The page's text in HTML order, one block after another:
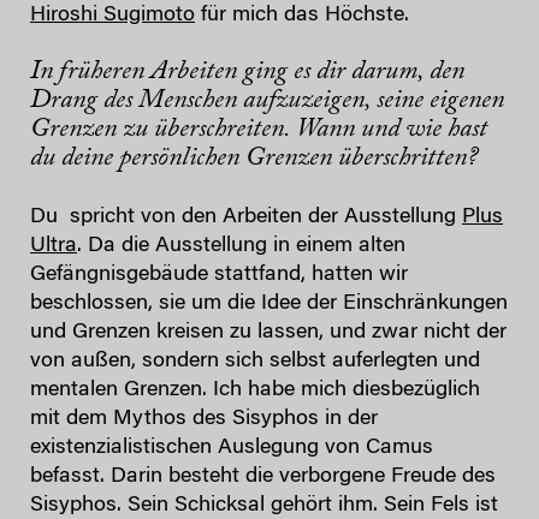
Hiroshi Sugimoto für mich das Höchste.
In früheren Arbeiten ging es dir darum, den
Drang des Menschen aufzuzeigen, seine eigenen
Grenzen zu überschreiten. Wann und wie hast
du deine persönlichen Grenzen überschritten?
Du spricht von den Arbeiten der Ausstellung Plus
Ultra. Da die Ausstellung in einem alten
Gefängnisgebäude stattfand, hatten wir
beschlossen, sie um die Idee der Einschränkungen
und Grenzen kreisen zu lassen, und zwar nicht der
von außen, sondern sich selbst auferlegten und
mentalen Grenzen. Ich habe mich diesbezüglich
mit dem Mythos des Sisyphos in der
existenzialistischen Auslegung von Camus
befasst. Darin besteht die verborgene Freude des
Sisyphos. Sein Schicksal gehört ihm. Sein Fels ist